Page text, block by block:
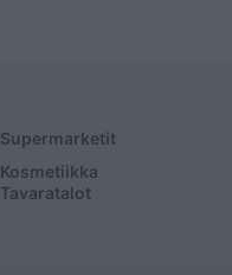
Supermarketit
Kosmetiikka
Tavaratalot